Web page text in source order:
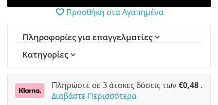
Προσθήκη στα Αγαπημένα
Πληροφορίες για επαγγελματίες
Κατηγορίες
Πληρώστε σε 3 άτοκες δόσεις των €0,48 .
Διαβάστε Περισσότερα